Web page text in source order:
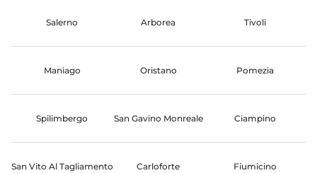
Salerno Arborea Tivoli
Maniago Oristano Pomezia
Spilimbergo San Gavino Monreale Ciampino
San Vito Al Tagliamento Carloforte Fiumicino